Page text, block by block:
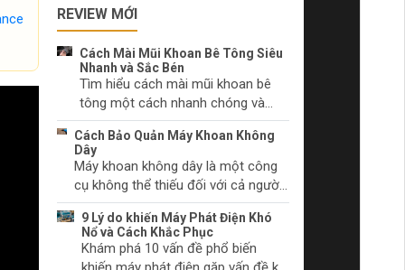
REVIEW MỚI
Cách Mài Mũi Khoan Bê Tông Siêu
Nhanh và Sắc Bén
Tìm hiểu cách mài mũi khoan bê
tông một cách nhanh chóng và
hiệu quả. Lựa chọn dụng cụ mài
phù hợp và kỹ thuật mài mũi khoan
đúng cách.
Cách Bảo Quản Máy Khoan Không
Dây
Máy khoan không dây là một công
cụ không thể thiếu đối với cả người
làm tự chọn và các chuyên gia. Hãy
tìm hiểu cách chăm sóc máy khoan
không dây của bạn để duy trì hiệu
suất và ngăn chặn sự cố trước khi
9 Lý do khiến Máy Phát Điện Khó
Nổ và Cách Khắc Phục
Khám phá 10 vấn đề phổ biến